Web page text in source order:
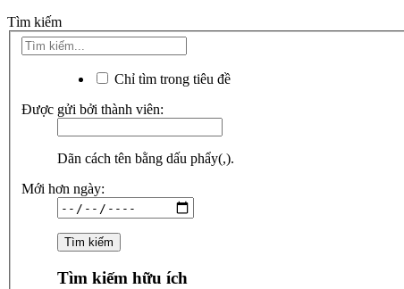
Tìm kiếm
Chỉ tìm trong tiêu đề
Được gửi bởi thành viên:
Dãn cách tên bằng dấu phẩy(,).
Mới hơn ngày:
Tìm kiếm hữu ích